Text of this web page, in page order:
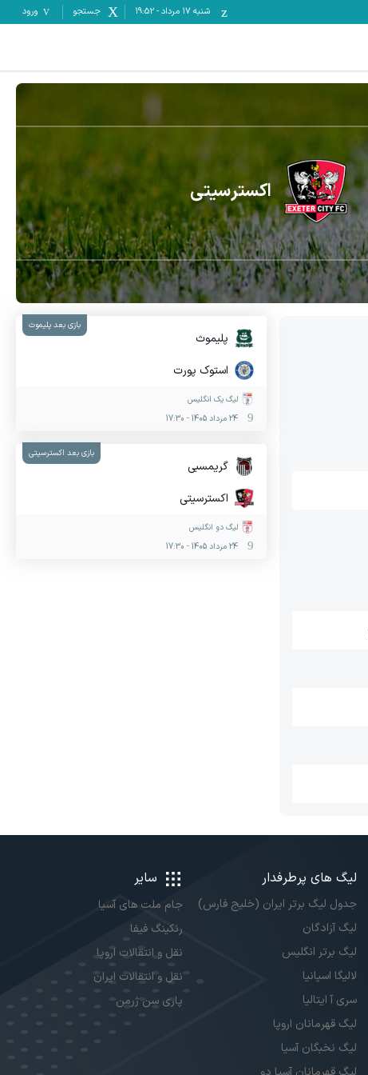
شنبه ۱۷ مرداد -
19:52 جستجو ورود
اکسترسیتی
پلیموث
استوک پورت
لیگ یک انگلیس
24 مرداد 1405
-
17:30
بازی بعد پلیموث
گریمسبی
اکسترسیتی
لیگ دو انگلیس
24 مرداد 1405
-
17:30
بازی بعد اکسترسیتی
لیگ های پرطرفدار
جدول لیگ برتر ایران (خلیج فارس)
لیگ آزادگان
لیگ برتر انگلیس
لالیگا اسپانیا
سری آ ایتالیا
لیگ قهرمانان اروپا
لیگ نخبگان آسیا
سایر
جام ملت های آسیا
رنکینگ فیفا
نقل و انتقالات اروپا
نقل و انتقالات ایران
پاری سن ژرمن